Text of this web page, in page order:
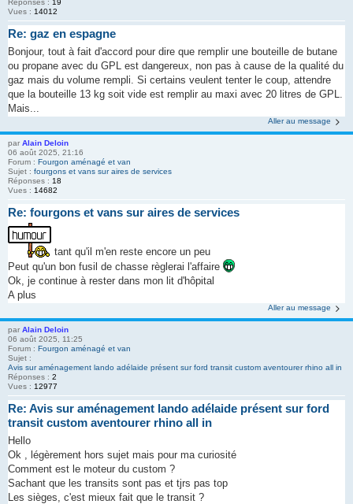
Réponses : 19
Vues : 14012
Re: gaz en espagne
Bonjour, tout à fait d'accord pour dire que remplir une bouteille de butane
ou propane avec du GPL est dangereux, non pas à cause de la qualité du
gaz mais du volume rempli. Si certains veulent tenter le coup, attendre
que la bouteille 13 kg soit vide est remplir au maxi avec 20 litres de GPL.
Mais...
Aller au message
par Alain Deloin
06 août 2025, 21:16
Forum : Fourgon aménagé et van
Sujet : fourgons et vans sur aires de services
Réponses : 18
Vues : 14682
Re: fourgons et vans sur aires de services
tant qu'il m'en reste encore un peu
Peut qu'un bon fusil de chasse règlerai l'affaire
Ok, je continue à rester dans mon lit d'hôpital
A plus
Aller au message
par Alain Deloin
06 août 2025, 11:25
Forum : Fourgon aménagé et van
Sujet :
Avis sur aménagement lando adélaide présent sur ford transit custom aventourer rhino all in
Réponses : 2
Vues : 12977
Re: Avis sur aménagement lando adélaide présent sur ford
transit custom aventourer rhino all in
Hello
Ok , légèrement hors sujet mais pour ma curiosité
Comment est le moteur du custom ?
Sachant que les transits sont pas et tjrs pas top
Les sièges, c'est mieux fait que le transit ?